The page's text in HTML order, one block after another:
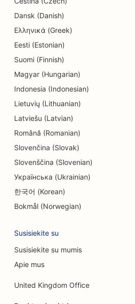
SEO elektrikams
SEO elektronikos parduotuvėms
SEO endodontologams
SEO inžinerijos įmonėms
SEO pramogoms ir poilsiui
Etninių restoranų EO
SEO veido pakėlimo paslaugoms
'Farm-to-Table' restoranų SEO
SEO šeimos restoranams
SEO greito maisto restoranams
SEO finansinėms paslaugoms
Restoranų 'Fine Dining' SEO
Dansk (Danish)
Ελληνικά (Greek)
Eesti (Estonian)
Suomi (Finnish)
Magyar (Hungarian)
Indonesia (Indonesian)
Lietuvių (Lithuanian)
Latviešu (Latvian)
Română (Romanian)
Slovenčina (Slovak)
Slovenščina (Slovenian)
Українська (Ukrainian)
한국어 (Korean)
Bokmål (Norwegian)
Susisiekite su
Susisiekite su mumis
Apie mus
United Kingdom Office